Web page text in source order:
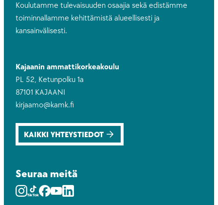
Koulutamme tulevaisuuden osaajia sekä edistämme
toiminnallamme kehittämistä alueellisesti ja
kansainvälisesti.
Kajaanin ammattikorkeakoulu
PL 52, Ketunpolku 1a
87101 KAJAANI
kirjaamo@kamk.fi
KAIKKI YHTEYSTIEDOT
Seuraa meitä
Instagram
Youtube
Facebook
YoutubeLinkedIn